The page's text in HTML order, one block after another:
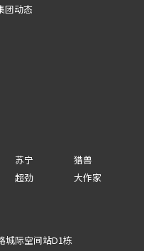
苏宁
猎兽
超劲 大作家
团动态
城际空间站D1栋